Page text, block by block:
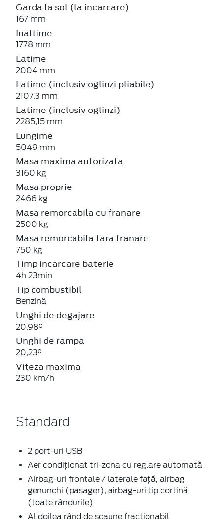
Garda la sol (la incarcare)
167 mm
Inaltime
1778 mm
Latime
2004 mm
Latime (inclusiv oglinzi pliabile)
2107,3 mm
Latime (inclusiv oglinzi)
2285,15 mm
Lungime
5049 mm
Masa maxima autorizata
3160 kg
Masa proprie
2466 kg
Masa remorcabila cu franare
2500 kg
Masa remorcabila fara franare
750 kg
Timp incarcare baterie
4h 23min
Tip combustibil
Benzină
Unghi de degajare
20,98°
Unghi de rampa
20,23°
Viteza maxima
230 km/h
Standard
2 port-uri USB
Aer condiţionat tri-zona cu reglare automată
Airbag-uri frontale / laterale față, airbag
genunchi (pasager), airbag-uri tip cortină
(toate rândurile)
Al doilea rând de scaune fractionabil